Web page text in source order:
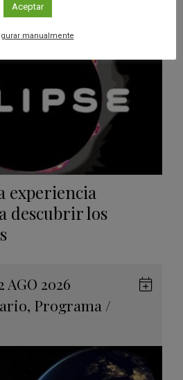
experiencia
descubrir los
AGO 2026
, Programa /
Aceptar
manualmente